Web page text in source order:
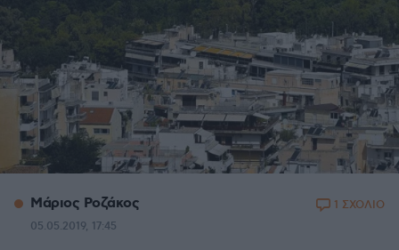
Μάριος Ροζάκος
05.05.2019, 17:45
1 ΣΧΟΛΙΟ